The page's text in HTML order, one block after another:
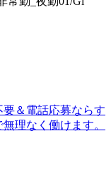
要＆電話応募ならす
理なく働けます。